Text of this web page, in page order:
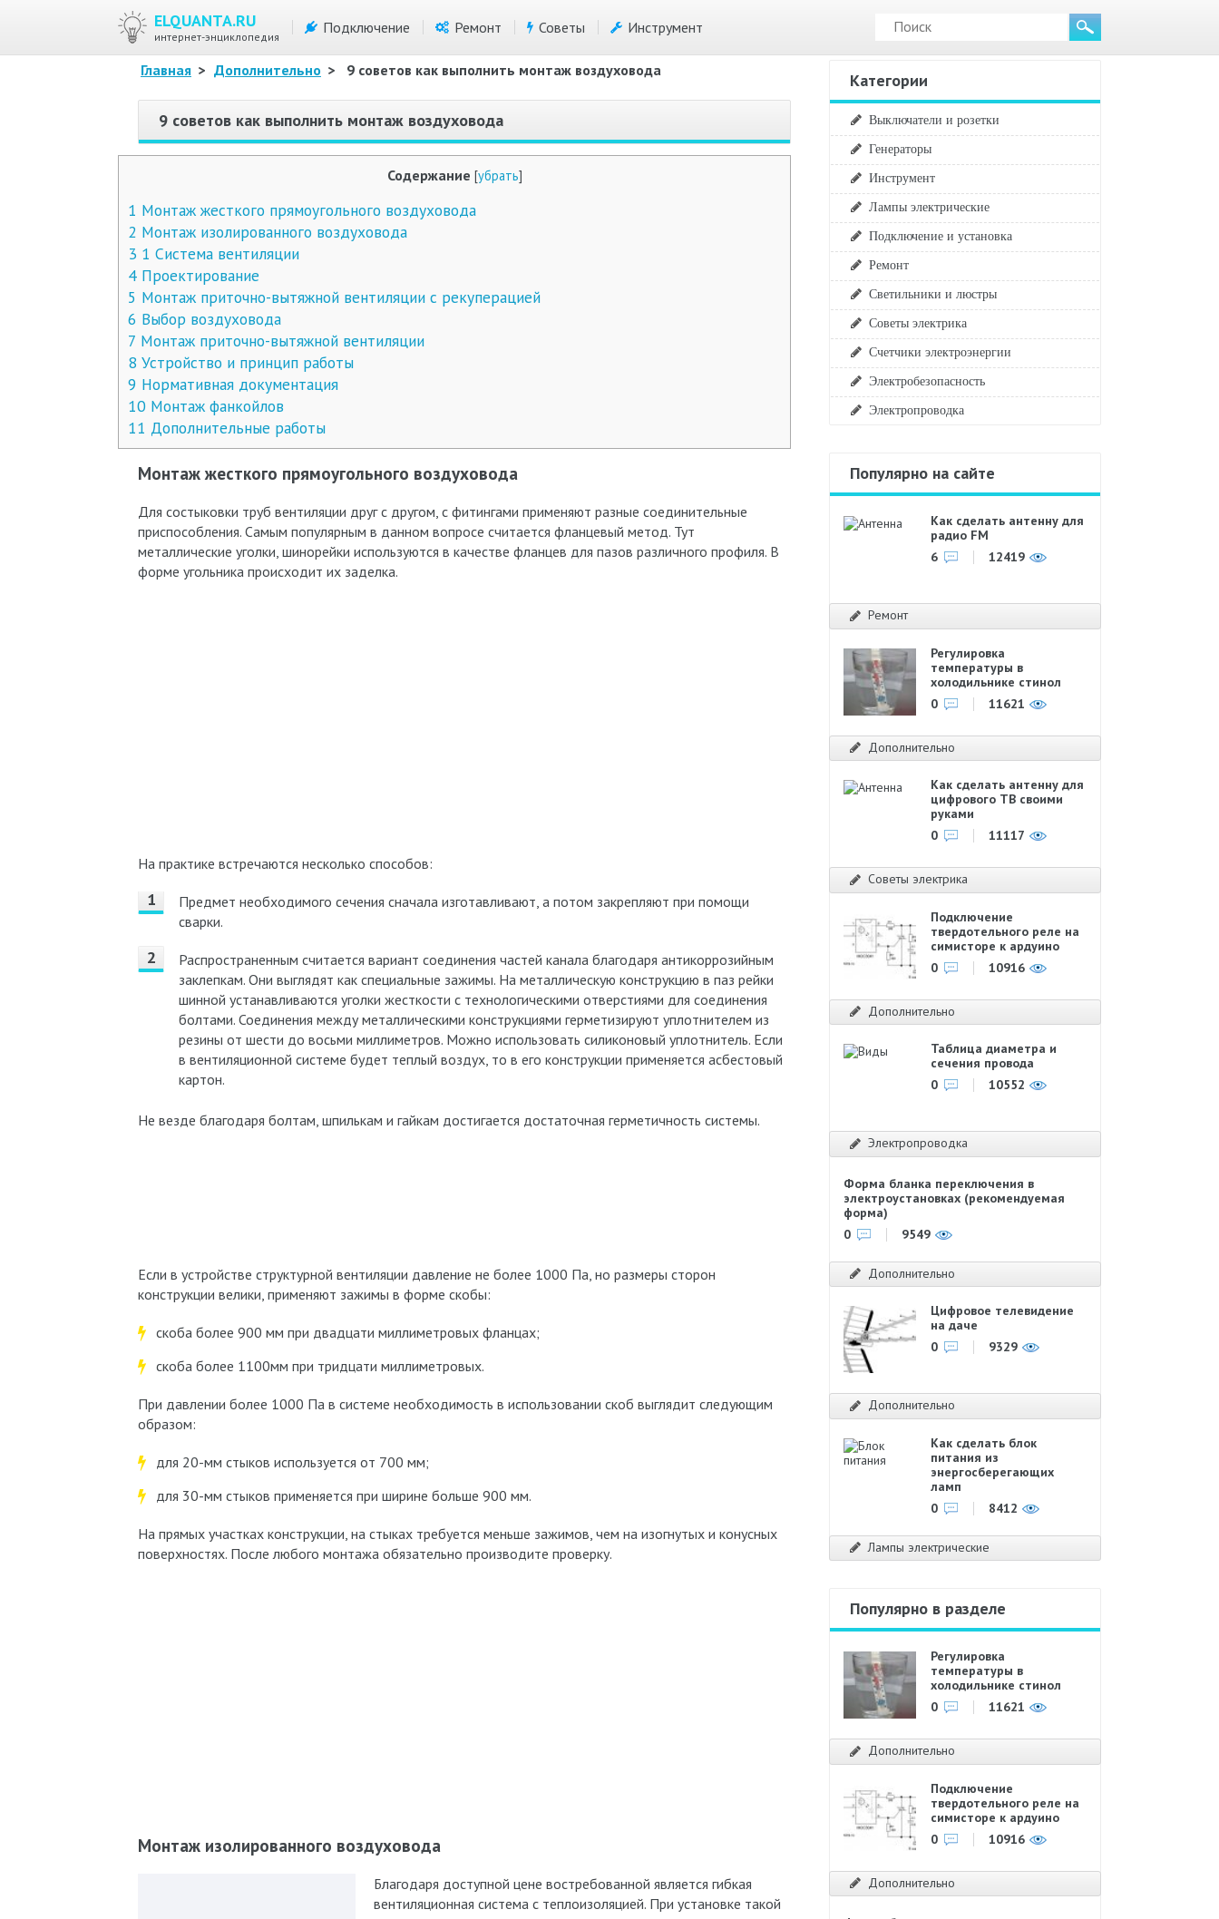
ELQUANTA.RU
интернет-энциклопедия
Подключение Ремонт Советы Инструмент
Главная > Дополнительно > 9 советов как выполнить монтаж воздуховода
9 советов как выполнить монтаж воздуховода
Содержание [убрать]
1 Монтаж жесткого прямоугольного воздуховода
2 Монтаж изолированного воздуховода
3 1 Система вентиляции
4 Проектирование
5 Монтаж приточно-вытяжной вентиляции с рекуперацией
6 Выбор воздуховода
7 Монтаж приточно-вытяжной вентиляции
8 Устройство и принцип работы
9 Нормативная документация
10 Монтаж фанкойлов
11 Дополнительные работы
Монтаж жесткого прямоугольного воздуховода
Для состыковки труб вентиляции друг с другом, с фитингами применяют разные соединительные
приспособления. Самым популярным в данном вопросе считается фланцевый метод. Тут
металлические уголки, шинорейки используются в качестве фланцев для пазов различного профиля. В
форме угольника происходит их заделка.
На практике встречаются несколько способов:
Предмет необходимого сечения сначала изготавливают, а потом закрепляют при помощи
сварки.
Распространенным считается вариант соединения частей канала благодаря антикоррозийным
заклепкам. Они выглядят как специальные зажимы. На металлическую конструкцию в паз рейки
шинной устанавливаются уголки жесткости с технологическими отверстиями для соединения
болтами. Соединения между металлическими конструкциями герметизируют уплотнителем из
резины от шести до восьми миллиметров. Можно использовать силиконовый уплотнитель. Если
в вентиляционной системе будет теплый воздух, то в его конструкции применяется асбестовый
картон.
Не везде благодаря болтам, шпилькам и гайкам достигается достаточная герметичность системы.
Если в устройстве структурной вентиляции давление не более 1000 Па, но размеры сторон
конструкции велики, применяют зажимы в форме скобы:
скоба более 900 мм при двадцати миллиметровых фланцах;
скоба более 1100мм при тридцати миллиметровых.
При давлении более 1000 Па в системе необходимость в использовании скоб выглядит следующим
образом:
для 20-мм стыков используется от 700 мм;
для 30-мм стыков применяется при ширине больше 900 мм.
На прямых участках конструкции, на стыках требуется меньше зажимов, чем на изогнутых и конусных
поверхностях. После любого монтажа обязательно производите проверку.
Монтаж изолированного воздуховода
Благодаря доступной цене востребованной является гибкая
вентиляционная система с теплоизоляцией. При установке такой
Категории
Выключатели и розетки
Генераторы
Инструмент
Лампы электрические
Подключение и установка
Ремонт
Светильники и люстры
Советы электрика
Счетчики электроэнергии
Электробезопасность
Электропроводка
Популярно на сайте
Как сделать антенну для
радио FM
6
12419
Ремонт
Регулировка
температуры в
холодильнике стинол
0
11621
Дополнительно
Как сделать антенну для
цифрового ТВ своими
руками
0
11117
Советы электрика
Подключение
твердотельного реле на
симисторе к ардуино
0
10916
Дополнительно
Таблица диаметра и
сечения провода
0
10552
Электропроводка
Форма бланка переключения в
электроустановках (рекомендуемая
форма)
0
9549
Дополнительно
Цифровое телевидение
на даче
0
9329
Дополнительно
Как сделать блок
питания из
энергосберегающих
ламп
0
8412
Лампы электрические
Популярно в разделе
Регулировка
температуры в
холодильнике стинол
0
11621
Дополнительно
Подключение
твердотельного реле на
симисторе к ардуино
0
10916
Дополнительно